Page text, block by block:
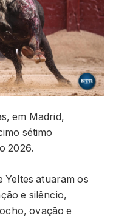
em Madrid,
sétimo
2026.
Yeltes atuaram os
e silêncio,
ovação e